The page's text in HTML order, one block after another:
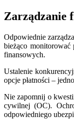
Zarządzanie
Odpowiednie
bieżąco monitorować
finansowych.
Ustalenie
opcje płatności –
Nie zapomnij o
cywilnej (OC).
odpowiedniego